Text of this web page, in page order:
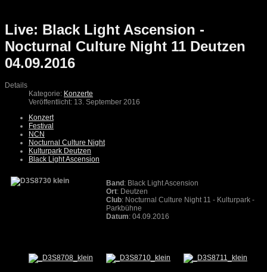
Live: Black Light Ascension -
Nocturnal Culture Night 11 Deutzen
04.09.2016
Details
Kategorie: Konzerte
Veröffentlicht: 13. September 2016
Konzert
Festival
NCN
Nocturnal Culture Night
Kulturpark Deutzen
Black Light Ascension
Band : Black Light Ascension
Ort: Deutzen
Club: Nocturnal Culture Night 11 - Kulturpark -
Parkbühne
Datum: 04.09.2016